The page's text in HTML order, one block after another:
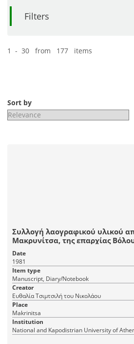
Filters
1 - 30 from 177 items
Sort by
Relevance
Συλλογή λαογραφικού υλικού
Μακρυνίτσα, της επαρχίας
Μαγνησίας.
Date
1981
Item type
Manuscript, Diary/Notebook
Creator
Ευθαλία Τσιμτσιλή του Νικολάου
Place
Makrinitsa